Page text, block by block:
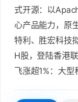
式开源：以
心产品能力，原
特利、胜宏科技
H股，登陆香港
飞涨超1%：大